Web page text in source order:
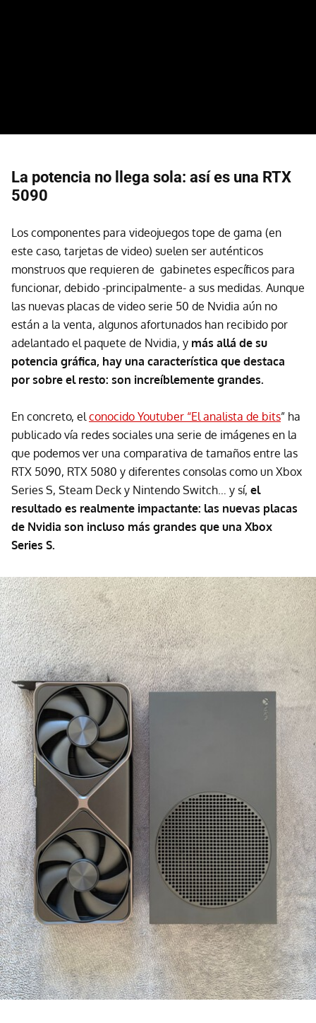
La potencia no llega sola: así es una RTX
5090
Los componentes para videojuegos tope de gama (en
este caso, tarjetas de video) suelen ser auténticos
monstruos que requieren de gabinetes específicos para
funcionar, debido -principalmente- a sus medidas. Aunque
las nuevas placas de video serie 50 de Nvidia aún no
están a la venta, algunos afortunados han recibido por
adelantado el paquete de Nvidia, y más allá de su
potencia gráfica, hay una característica que destaca
por sobre el resto: son increíblemente grandes.
En concreto, elconocido Youtuber “El analista de bits” ha
publicado vía redes sociales una serie de imágenes en la
que podemos ver una comparativa de tamaños entre las
RTX 5090, RTX 5080 y diferentes consolas como un Xbox
Series S, Steam Deck y Nintendo Switch… y sí, el
resultado es realmente impactante: las nuevas placas
de Nvidia son incluso más grandes que una Xbox
Series S.